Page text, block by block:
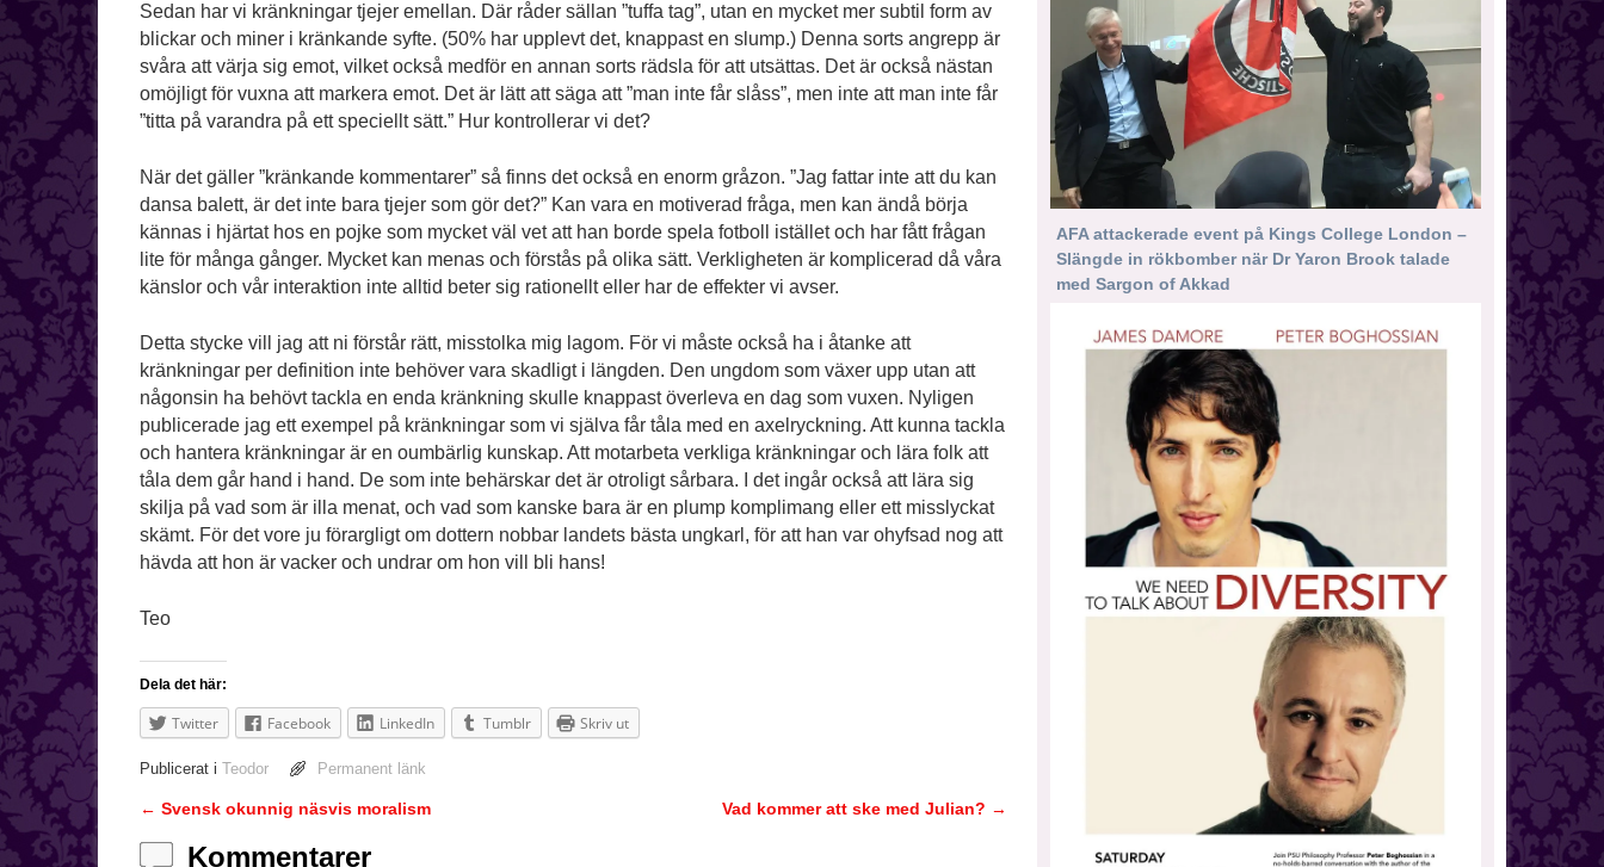
Sedan har vi kränkningar tjejer emellan. Där råder sällan ”tuffa tag”, utan en mycket mer subtil form av
blickar och miner i kränkande syfte. (50% har upplevt det, knappast en slump.) Denna sorts angrepp är
svåra att värja sig emot, vilket också medför en annan sorts rädsla för att utsättas. Det är också nästan
omöjligt för vuxna att markera emot. Det är lätt att säga att ”man inte får slåss”, men inte att man inte får
”titta på varandra på ett speciellt sätt.” Hur kontrollerar vi det?
När det gäller ”kränkande kommentarer” så finns det också en enorm gråzon. ”Jag fattar inte att du kan
dansa balett, är det inte bara tjejer som gör det?” Kan vara en motiverad fråga, men kan ändå börja
kännas i hjärtat hos en pojke som mycket väl vet att han borde spela fotboll istället och har fått frågan
lite för många gånger. Mycket kan menas och förstås på olika sätt. Verkligheten är komplicerad då våra
känslor och vår interaktion inte alltid beter sig rationellt eller har de effekter vi avser.
Detta stycke vill jag att ni förstår rätt, misstolka mig lagom. För vi måste också ha i åtanke att
kränkningar per definition inte behöver vara skadligt i längden. Den ungdom som växer upp utan att
någonsin ha behövt tackla en enda kränkning skulle knappast överleva en dag som vuxen. Nyligen
publicerade jag ett exempel på kränkningar som vi själva får tåla med en axelryckning. Att kunna tackla
och hantera kränkningar är en oumbärlig kunskap. Att motarbeta verkliga kränkningar och lära folk att
tåla dem går hand i hand. De som inte behärskar det är otroligt sårbara. I det ingår också att lära sig
skilja på vad som är illa menat, och vad som kanske bara är en plump komplimang eller ett misslyckat
skämt. För det vore ju förargligt om dottern nobbar landets bästa ungkarl, för att han var ohyfsad nog att
hävda att hon är vacker och undrar om hon vill bli hans!
Teo
Dela det här:
Twitter Facebook LinkedIn Tumblr Skriv ut
Publicerat i Teodor Permanent länk
Inläggsnavigering
← Svensk okunnig näsvis moralism Vad kommer att ske med Julian? →
Kommentarer
AFA attackerade event på Kings College London –
Slängde in rökbomber när Dr Yaron Brook talade
med Sargon of Akkad